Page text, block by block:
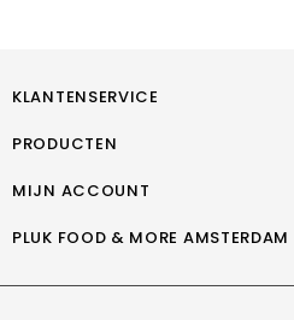
KLANTENSERVICE
PRODUCTEN
MIJN ACCOUNT
PLUK FOOD & MORE AMSTERDAM